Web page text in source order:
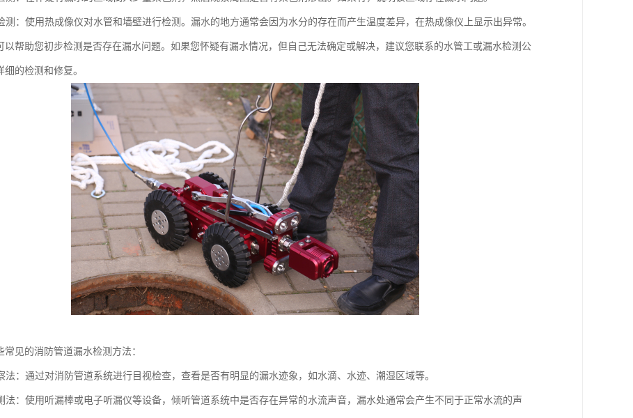
测：使用热成像仪对水管和墙壁进行检测。漏水的地方通常会因为水分的存在而产生温度差异，在热成像仪上显示出异常。
以帮助您初步检测是否存在漏水问题。如果您怀疑有漏水情况，但自己无法确定或解决，建议您联系的水管工或漏水检测公
细的检测和修复。
常见的消防管道漏水检测方法：
法：通过对消防管道系统进行目视检查，查看是否有明显的漏水迹象，如水滴、水迹、潮湿区域等。
法：使用听漏棒或电子听漏仪等设备，倾听管道系统中是否存在异常的水流声音，漏水处通常会产生不同于正常水流的声